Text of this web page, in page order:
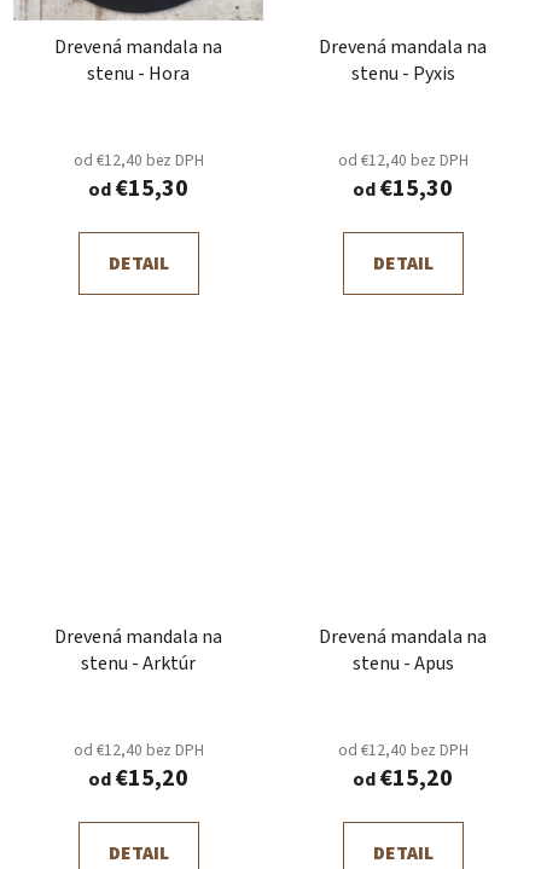
Drevená mandala na
stenu - Hora
od €12,40 bez DPH
od€15,30
DETAIL
Drevená mandala na
stenu - Pyxis
od €12,40 bez DPH
od€15,30
DETAIL
Drevená mandala na
stenu - Arktúr
od €12,40 bez DPH
od€15,20
DETAIL
Drevená mandala na
stenu - Apus
od €12,40 bez DPH
od€15,20
DETAIL